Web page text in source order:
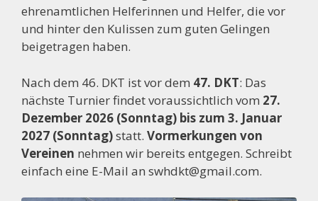
ehrenamtlichen Helferinnen und Helfer, die vor
und hinter den Kulissen zum guten Gelingen
beigetragen haben.
Nach dem 46. DKT ist vor dem 47. DKT: Das
nächste Turnier findet voraussichtlich vom 27.
Dezember 2026 (Sonntag) bis zum 3. Januar
2027 (Sonntag)statt. Vormerkungen von
Vereinen nehmen wir bereits entgegen. Schreibt
einfach eine E-Mail an swhdkt@gmail.com.